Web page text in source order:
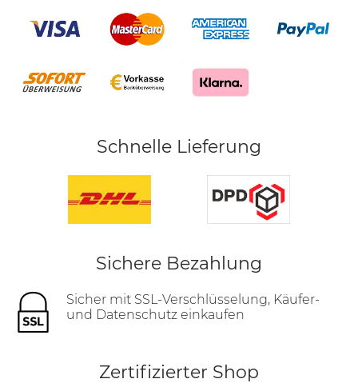
Schnelle Lieferung
Sichere Bezahlung
Sicher mit SSL-Verschlüsselung, Käufer-
und Datenschutz einkaufen
Zertifizierter Shop